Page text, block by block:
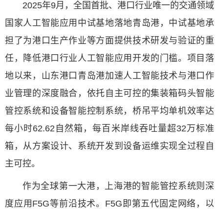
2025年9月，全国首批、港口行业唯一的交通领域
国家人工智能应用中试基地落地青岛港，中试基地承
担了为港口生产作业等方面提供技术研发与验证的重
任，降低港口行业人工智能应用开发的门槛。项目落
地以来，山东港口青岛港加速人工智能技术与港口作
业管理的深度融合，依托自主可控的集装箱码头智能
管控系统和设备智能控制系统，桥吊平均单机效率达
每小时62.62自然箱，每百米岸线吞吐量超32万标准
箱，从方案设计、系统开发到设备运维实现全过程自
主可控。
作为全球第一大港，上海港的智能管控系统则深
度应用F5G等前沿技术。F5G即第五代固定网络，以